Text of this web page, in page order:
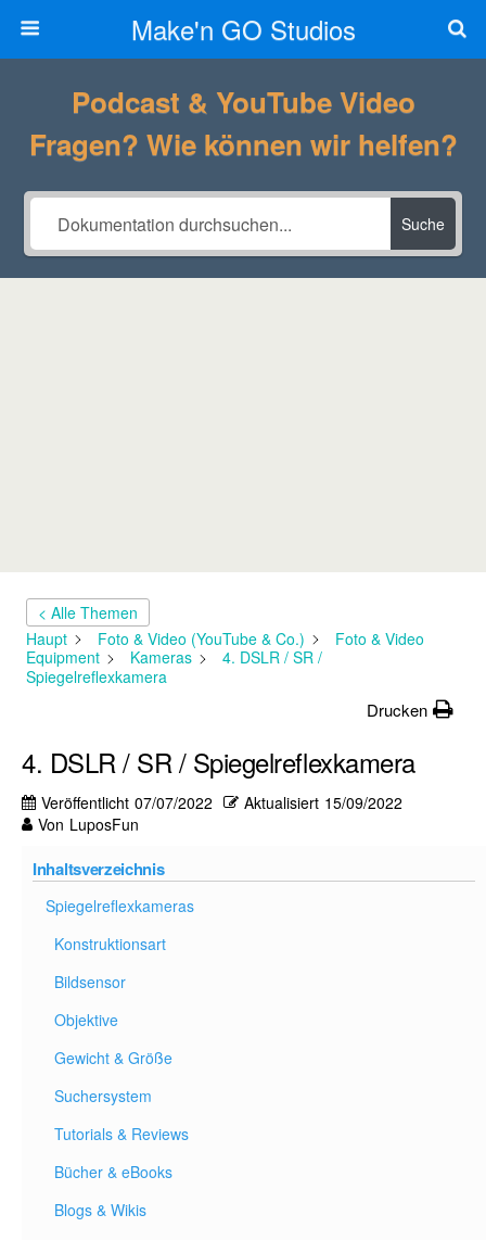
Make'n GO Studios
Podcast & YouTube Video
Fragen? Wie können wir helfen?
Suche
< Alle Themen
Haupt
Foto & Video (YouTube & Co.)
Foto & Video
Equipment
Kameras
4. DSLR / SR /
Spiegelreflexkamera
Drucken
4. DSLR / SR / Spiegelreflexkamera
Veröffentlicht 07/07/2022 Aktualisiert 15/09/2022
Von LuposFun
Inhaltsverzeichnis
Spiegelreflexkameras
Konstruktionsart
Bildsensor
Objektive
Gewicht & Größe
Suchersystem
Tutorials & Reviews
Bücher & eBooks
Blogs & Wikis